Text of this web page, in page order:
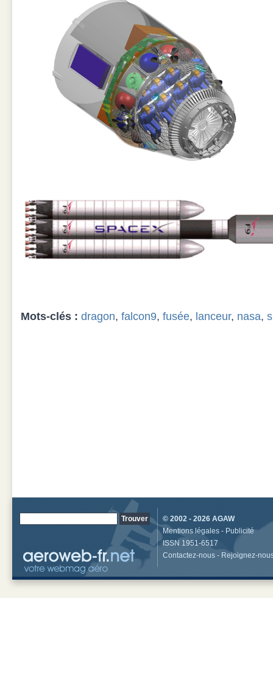
Mots-clés : dragon, falcon9, fusée, lanceur, nasa,
© 2002 - 2026 AGAW
Mentions légales - Publicité
ISSN 1951-6517
Contactez-nous - Rejoignez-